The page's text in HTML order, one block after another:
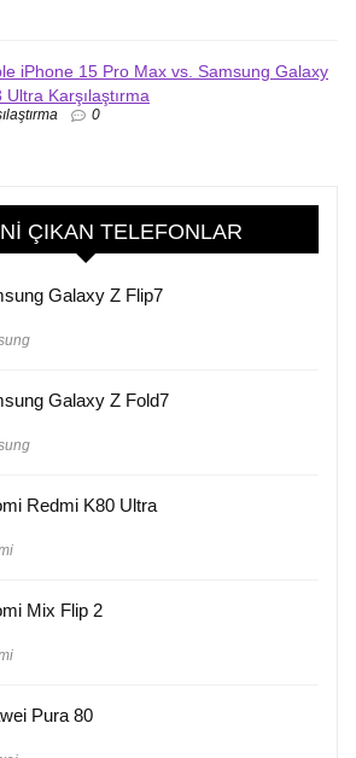
iPhone 15 Pro Max vs. Samsung Galaxy
Ultra Karşılaştırma
0
ÇIKAN TELEFONLAR
Galaxy Z Flip7
Galaxy Z Fold7
Redmi K80 Ultra
Mix Flip 2
Pura 80